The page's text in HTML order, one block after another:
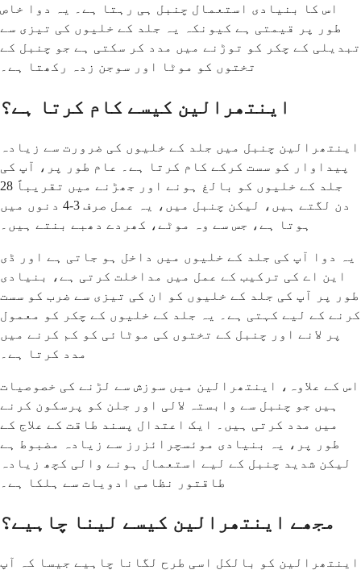
اس کا بنیادی استعمال چنبل ہی رہتا ہے۔ یہ دوا خاص
طور پر قیمتی ہے کیونکہ یہ جلد کے خلیوں کی تیزی سے
تبدیلی کے چکر کو توڑنے میں مدد کر سکتی ہے جو چنبل کے
تختوں کو موٹا اور سوجن زدہ رکھتا ہے۔
اینتھرالین کیسے کام کرتا ہے؟
اینتھرالین چنبل میں جلد کے خلیوں کی ضرورت سے زیادہ
پیداوار کو سست کرکے کام کرتا ہے۔ عام طور پر، آپ کی
جلد کے خلیوں کو بالغ ہونے اور جھڑنے میں تقریباً 28
دن لگتے ہیں، لیکن چنبل میں، یہ عمل صرف 3-4 دنوں میں
ہوتا ہے، جس سے وہ موٹے، کھردے دھبے بنتے ہیں۔
یہ دوا آپ کی جلد کے خلیوں میں داخل ہو جاتی ہے اور ڈی
این اے کی ترکیب کے عمل میں مداخلت کرتی ہے، بنیادی
طور پر آپ کی جلد کے خلیوں کو ان کی تیزی سے ضرب کو سست
کرنے کے لیے کہتی ہے۔ یہ جلد کے خلیوں کے چکر کو معمول
پر لانے اور چنبل کے تختوں کی موٹائی کو کم کرنے میں
مدد کرتا ہے۔
اس کے علاوہ، اینتھرالین میں سوزش سے لڑنے کی خصوصیات
ہیں جو چنبل سے وابستہ لالی اور جلن کو پرسکون کرنے
میں مدد کرتی ہیں۔ ایک اعتدال پسند طاقت کے علاج کے
طور پر، یہ بنیادی موئسچرائزرز سے زیادہ مضبوط ہے
لیکن شدید چنبل کے لیے استعمال ہونے والی کچھ زیادہ
طاقتور نظامی ادویات سے ہلکا ہے۔
مجھے اینتھرالین کیسے لینا چاہیے؟
اینتھرالین کو بالکل اسی طرح لگانا چاہیے جیسا کہ آپ